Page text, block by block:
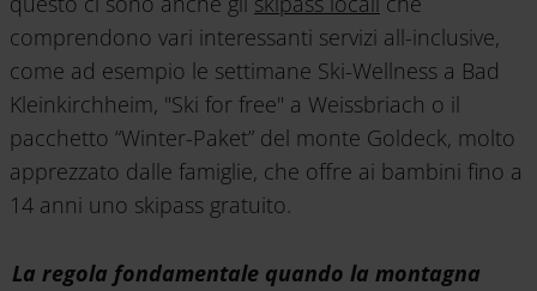
comprendono vari interessanti servizi all-inclusive,
come ad esempio le settimane Ski-Wellness a Bad
Kleinkirchheim, "Ski for free" a Weissbriach o il
pacchetto “Winter-Paket” del monte Goldeck, molto
apprezzato dalle famiglie, che offre ai bambini fino a
14 anni uno skipass gratuito.
La regola fondamentale quando la montagna